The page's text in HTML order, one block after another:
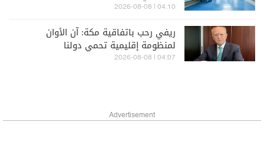
04:10 | 2026-08-08
ريفي رحب باتفاقية مكة: آن الأوان
لمنظومة إقليمية تحمي دولنا
04:07 | 2026-08-08
Advertisement